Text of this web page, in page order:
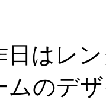
日はレ
ムのデ